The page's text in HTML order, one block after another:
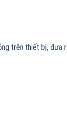
trên thiết bị, đưa